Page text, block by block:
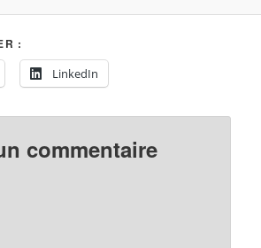
:
LinkedIn
commentaire